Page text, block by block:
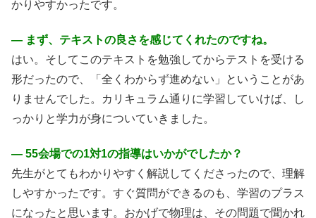
かりやすかったです。
― まず、テキストの良さを感じてくれたのですね。
はい。そしてこのテキストを勉強してからテストを受ける
形だったので、「全くわからず進めない」ということがあ
りませんでした。カリキュラム通りに学習していけば、し
っかりと学力が身についていきました。
― 55会場での1対1の指導はいかがでしたか？
先生がとてもわかりやすく解説してくださったので、理解
しやすかったです。すぐ質問ができるのも、学習のプラス
になったと思います。おかげで物理は、その問題で聞かれ